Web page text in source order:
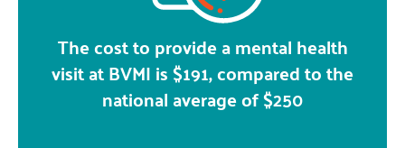
The cost to provide a mental health
visit at BVMI is $191, compared to the
national average of $250